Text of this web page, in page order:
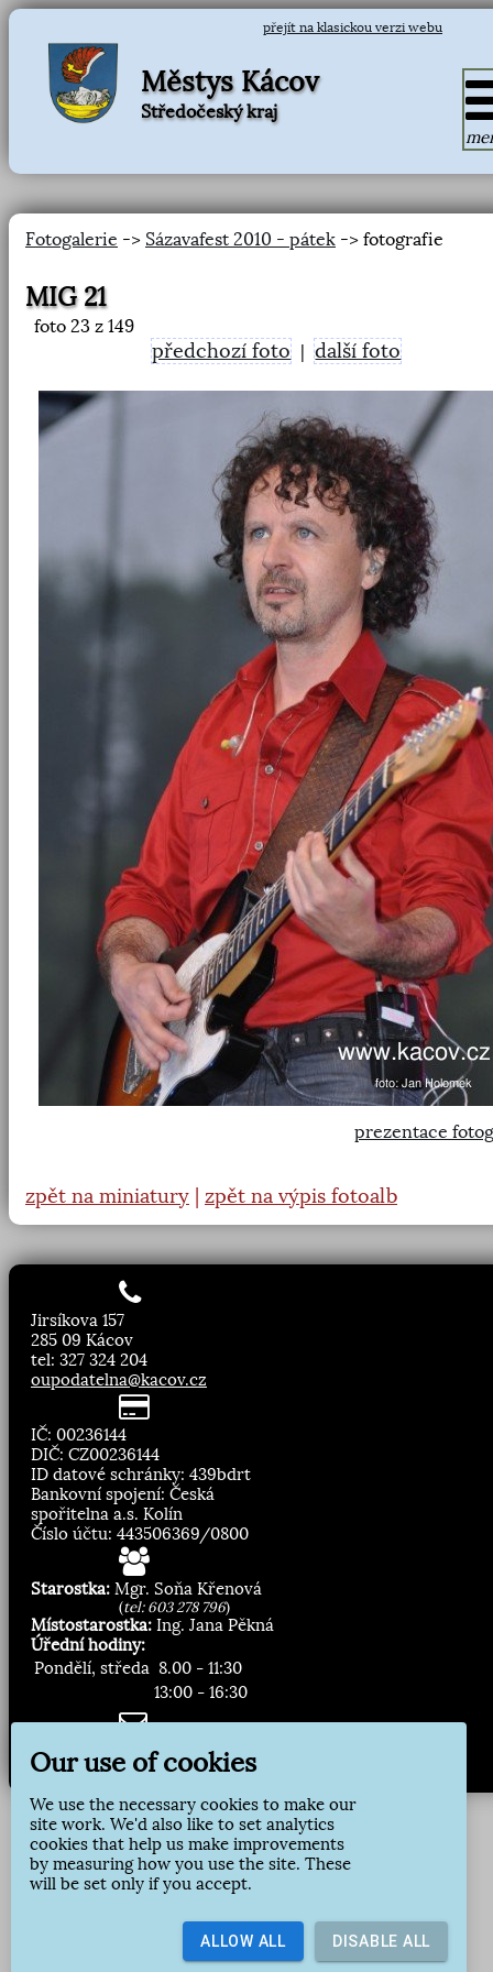
přejít na klasickou verzi webu
Městys Kácov
Středočeský kraj
Fotogalerie -> Sázavafest 2010 - pátek -> fotografie
MIG 21
foto 23 z 149
předchozí foto |další foto
prezentace
zpět na miniatury zpět na výpis fotoalb
Jirsíkova 157
285 09 Kácov
tel: 327 324 204
oupodatelna@kacov.cz
IČ: 00236144
DIČ: CZ00236144
ID datové schránky: 439bdrt
Bankovní spojení: Česká
spořitelna a.s. Kolín
Číslo účtu: 443506369/0800
Starostka: Mgr. Soňa Křenová
(tel: 603 278 796)
Místostarostka: Ing. Jana Pěkná
Úřední hodiny:
Pondělí, středa 8.00 - 11:30
13:00 - 16:30
Zasílání novinek:
Přihlásit odběr
Our use of cookies
We use the necessary cookies to make our
site work. We'd also like to set analytics
cookies that help us make improvements
by measuring how you use the site. These
will be set only if you accept.
ALLOW ALL DISABLE ALL